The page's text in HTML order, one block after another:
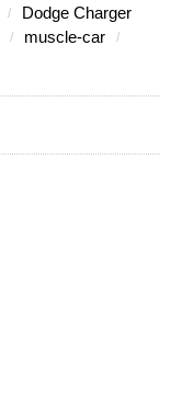
Dodge Charger
muscle-car